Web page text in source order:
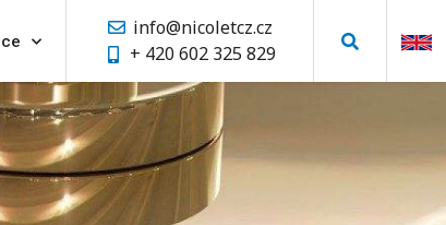
info@nicoletcz.cz
+ 420 602 325 829